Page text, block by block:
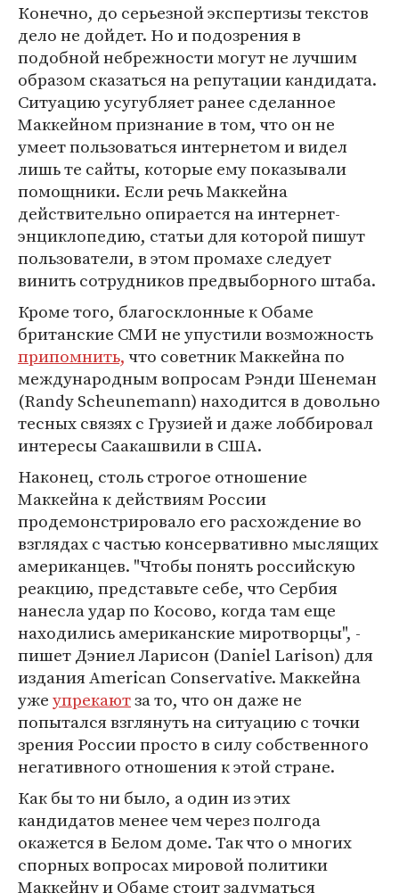
Конечно, до серьезной экспертизы текстов
дело не дойдет. Но и подозрения в
подобной небрежности могут не лучшим
образом сказаться на репутации кандидата.
Ситуацию усугубляет ранее сделанное
Маккейном признание в том, что он не
умеет пользоваться интернетом и видел
лишь те сайты, которые ему показывали
помощники. Если речь Маккейна
действительно опирается на интернет-
энциклопедию, статьи для которой пишут
пользователи, в этом промахе следует
винить сотрудников предвыборного штаба.
Кроме того, благосклонные к Обаме
британские СМИ не упустили возможность
припомнить,что советник Маккейна по
международным вопросам Рэнди Шенеман
(Randy Scheunemann) находится в довольно
тесных связях с Грузией и даже лоббировал
интересы Саакашвили в США.
Наконец, столь строгое отношение
Маккейна к действиям России
продемонстрировало его расхождение во
взглядах с частью консервативно мыслящих
американцев. "Чтобы понять российскую
реакцию, представьте себе, что Сербия
нанесла удар по Косово, когда там еще
находились американские миротворцы", -
пишет Дэниел Ларисон (Daniel Larison) для
издания American Conservative. Маккейна
ужеупрекаютза то, что он даже не
попытался взглянуть на ситуацию с точки
зрения России просто в силу собственного
негативного отношения к этой стране.
Как бы то ни было, а один из этих
кандидатов менее чем через полгода
окажется в Белом доме. Так что о многих
спорных вопросах мировой политики
Маккейну и Обаме стоит задуматься